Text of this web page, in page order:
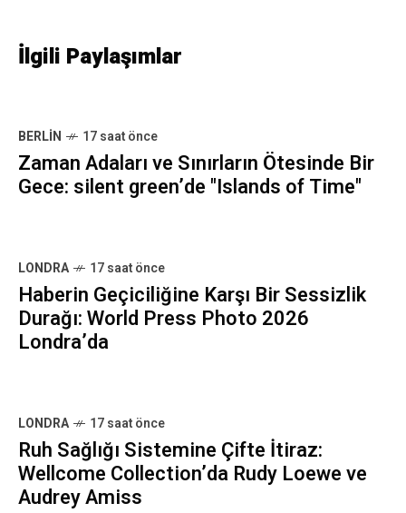
İlgili Paylaşımlar
BERLIN 17 saat önce
Zaman Adaları ve Sınırların Ötesinde Bir
Gece: silent green’de "Islands of Time"
LONDRA 17 saat önce
Haberin Geçiciliğine Karşı Bir Sessizlik
Durağı: World Press Photo 2026
Londra’da
LONDRA 17 saat önce
Ruh Sağlığı Sistemine Çifte İtiraz:
Wellcome Collection’da Rudy Loewe ve
Audrey Amiss